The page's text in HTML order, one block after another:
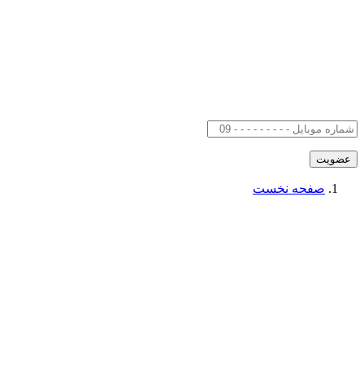
صفحه نخست